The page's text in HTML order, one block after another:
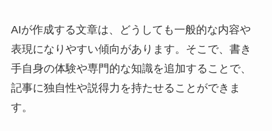
AIが作成する文章は、どうしても一般的な内容や
表現になりやすい傾向があります。そこで、書き
手自身の体験や専門的な知識を追加することで、
記事に独自性や説得力を持たせることができま
す。